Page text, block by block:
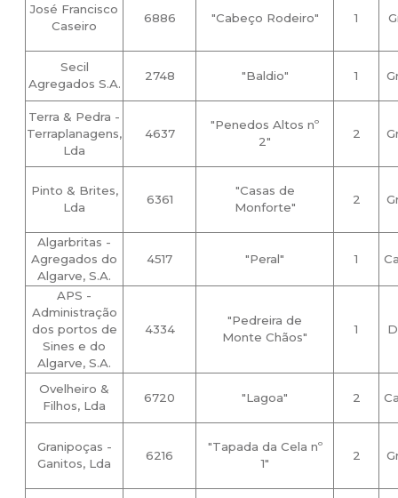
José Francisco
Caseiro
6886 "Cabeço Rodeiro" 1
Secil
Agregados S.A.
2748 "Baldio" 1
Terra & Pedra -
Terraplanagens,
Lda
4637
"Penedos Altos nº
2"
2
Pinto & Brites,
Lda
6361
"Casas de
Monforte"
2
Algarbritas -
Agregados do
Algarve, S.A.
4517 "Peral" 1
APS -
Administração
dos portos de
Sines e do
Algarve, S.A.
4334
"Pedreira de
Monte Chãos"
1
Ovelheiro &
Filhos, Lda
6720 "Lagoa" 2
Granipoças -
Ganitos, Lda
6216
"Tapada da Cela nº
1"
2